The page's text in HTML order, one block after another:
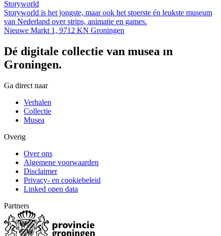
Storyworld
Storyworld is het jongste, maar ook het stoerste én leukste museum
van Nederland over strips, animatie en games.
Nieuwe Markt 1, 9712 KN Groningen
Dé digitale collectie van musea in
Groningen.
Ga direct naar
Verhalen
Collectie
Musea
Overig
Over ons
Algemene voorwaarden
Disclaimer
Privacy- en cookiebeleid
Linked open data
Partners